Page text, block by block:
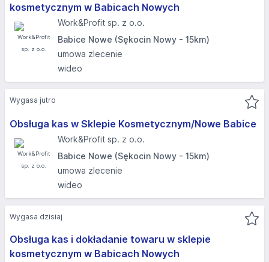
kosmetycznym w Babicach Nowych
Work&Profit sp. z o.o.
Babice Nowe (Sękocin Nowy - 15km)
umowa zlecenie
wideo
Obsługa kas w Sklepie Kosmetycznym/Nowe Babice
Work&Profit sp. z o.o.
Babice Nowe (Sękocin Nowy - 15km)
umowa zlecenie
wideo
Wygasa jutro
Obsługa kas i dokładanie towaru w sklepie
kosmetycznym w Babicach Nowych
Wygasa dzisiaj